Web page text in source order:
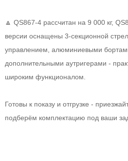
🔼 QS867‑4 рассчитан на 9 000 кг,
версии оснащены 3‑секционной
управлением, алюминиевыми
дополнительными аутригерами -
широким функционалом.
Готовы к показу и отгрузке -
подберём комплектацию под ваши